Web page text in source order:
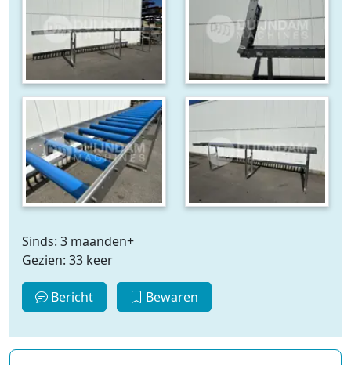
Sinds: 3 maanden+
Gezien: 33 keer
Bericht Bewaren